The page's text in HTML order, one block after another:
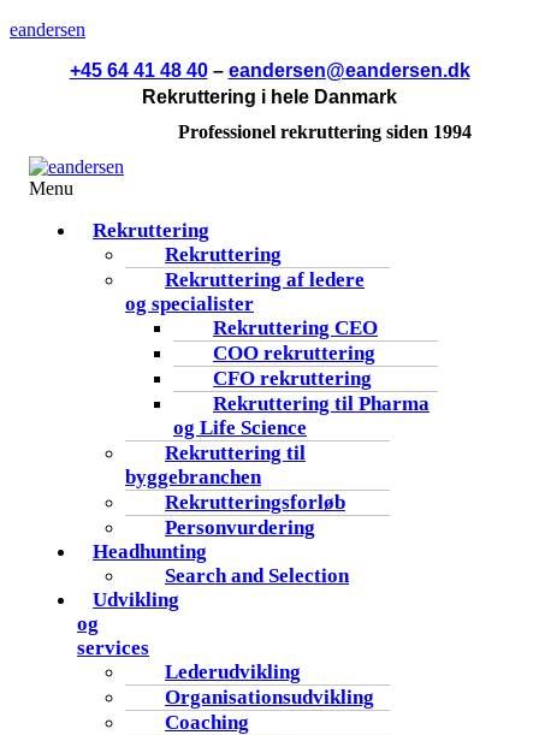
eandersen
+45 64 41 48 40– eandersen@eandersen.dk
Rekruttering i hele Danmark
Professionel rekruttering siden 1994
Menu
Rekruttering
Rekruttering
Rekruttering af ledere
og specialister
Rekruttering CEO
COO rekruttering
CFO rekruttering
Rekruttering til Pharma
og Life Science
Rekruttering til
byggebranchen
Rekrutteringsforløb
Personvurdering
Headhunting
Search and Selection
Udvikling
og
services
Lederudvikling
Organisationsudvikling
Coaching